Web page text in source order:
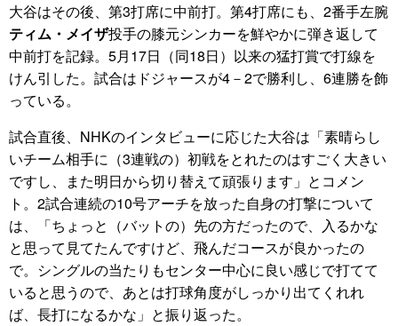
大谷はその後、第3打席に中前打。第4打席にも、2番手左腕
ティム・メイザ投手の膝元シンカーを鮮やかに弾き返して
中前打を記録。5月17日（同18日）以来の猛打賞で打線を
けん引した。試合はドジャースが4－2で勝利し、6連勝を飾
っている。
試合直後、NHKのインタビューに応じた大谷は「素晴らし
いチーム相手に（3連戦の）初戦をとれたのはすごく大きい
ですし、また明日から切り替えて頑張ります」とコメン
ト。2試合連続の10号アーチを放った自身の打撃について
は、「ちょっと（バットの）先の方だったので、入るかな
と思って見てたんですけど、飛んだコースが良かったの
で。シングルの当たりもセンター中心に良い感じで打てて
いると思うので、あとは打球角度がしっかり出てくれれ
ば、長打になるかな」と振り返った。